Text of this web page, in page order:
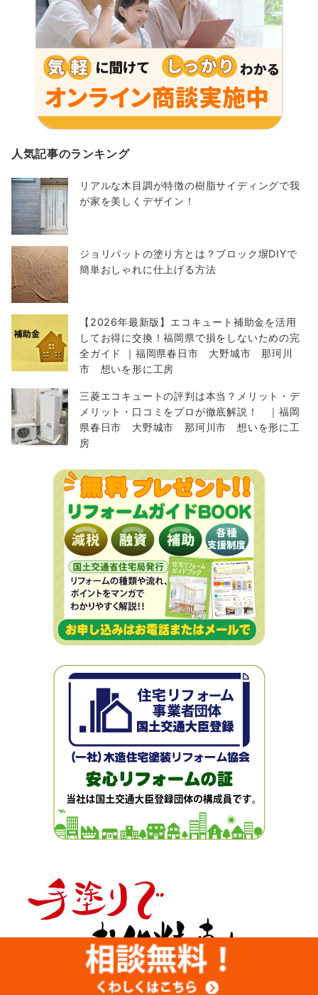
人気記事のランキング
リアルな木目調が特徴の樹脂サイディングで我
が家を美しくデザイン！
ジョリパットの塗り方とは？ブロック塀DIYで
簡単おしゃれに仕上げる方法
【2026年最新版】エコキュート補助金を活用
してお得に交換！福岡県で損をしないための完
全ガイド ｜福岡県春日市 大野城市 那珂川
市 想いを形に工房
三菱エコキュートの評判は本当？メリット・デ
メリット・口コミをプロが徹底解説！ ｜福岡
県春日市 大野城市 那珂川市 想いを形に工
房